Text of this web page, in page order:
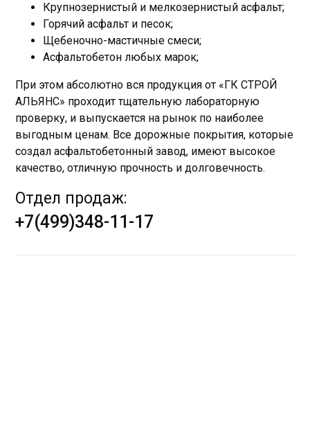
Крупнозернистый и мелкозернистый асфальт;
Горячий асфальт и песок;
Щебеночно-мастичные смеси;
Асфальтобетон любых марок;
При этом абсолютно вся продукция от «ГК СТРОЙ
АЛЬЯНС» проходит тщательную лабораторную
проверку, и выпускается на рынок по наиболее
выгодным ценам. Все дорожные покрытия, которые
создал асфальтобетонный завод, имеют высокое
качество, отличную прочность и долговечность.
Отдел продаж:
+7(499)348-11-17